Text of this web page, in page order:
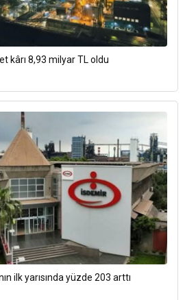
kârı 8,93 milyar TL oldu
ilk yarısında yüzde 203 arttı